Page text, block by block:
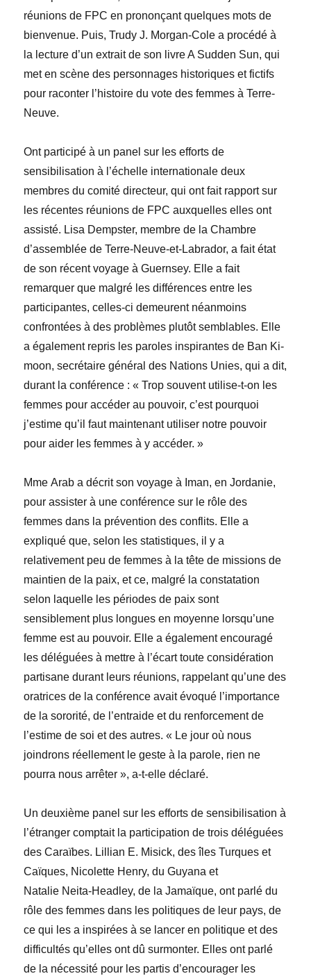
réunions de FPC en prononçant quelques mots de
bienvenue. Puis,Trudy J. Morgan-Cole a procédé à
la lecture d’un extrait de son livreA Sudden Sun, qui
met en scène des personnages historiques et fictifs
pour raconter l’histoire du vote des femmes à Terre-
Neuve.
Ont participé à un panel sur les efforts de
sensibilisation à l’échelle internationale deux
membres du comité directeur, qui ont fait rapport sur
les récentes réunions de FPC auxquelles elles ont
assisté. Lisa Dempster, membre de la Chambre
d’assemblée de Terre-Neuve-et-Labrador, a fait état
de son récent voyage à Guernsey. Elle a fait
remarquer que malgré les différences entre les
participantes, celles-ci demeurent néanmoins
confrontées à des problèmes plutôt semblables. Elle
a également repris les paroles inspirantes de Ban Ki-
moon, secrétaire général des Nations Unies, qui a dit,
durant la conférence : « Trop souvent utilise-t-on les
femmes pour accéder au pouvoir, c’est pourquoi
j’estime qu’il faut maintenant utiliser notre pouvoir
pour aider les femmes à y accéder. »
Mme Arab a décrit son voyage à Iman, en Jordanie,
pour assister à une conférence sur le rôle des
femmes dans la prévention des conflits. Elle a
expliqué que, selon les statistiques, il y a
relativement peu de femmes à la tête de missions de
maintien de la paix, et ce, malgré la constatation
selon laquelle les périodes de paix sont
sensiblement plus longues en moyenne lorsqu’une
femme est au pouvoir. Elle a également encouragé
les déléguées à mettre à l’écart toute considération
partisane durant leurs réunions, rappelant qu’une des
oratrices de la conférence avait évoqué l’importance
de la sororité, de l’entraide et du renforcement de
l’estime de soi et des autres. « Le jour où nous
joindrons réellement le geste à la parole, rien ne
pourra nous arrêter », a-t-elle déclaré.
Un deuxième panel sur les efforts de sensibilisation à
l’étranger comptait la participation de trois déléguées
des Caraïbes. Lillian E. Misick, des îles Turques et
Caïques, Nicolette Henry, du Guyana et
Natalie Neita-Headley, de la Jamaïque, ont parlé du
rôle des femmes dans les politiques de leur pays, de
ce qui les a inspirées à se lancer en politique et des
difficultés qu’elles ont dû surmonter. Elles ont parlé
de la nécessité pour les partis d’encourager les